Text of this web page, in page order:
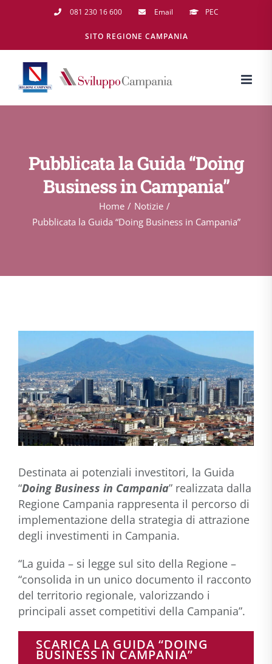
081 230 16 600 Email PEC
SITO REGIONE CAMPANIA
Pubblicata la Guida “Doing
Business in Campania”
Home
Notizie
Pubblicata la Guida “Doing Business in Campania”
Destinata ai potenziali investitori, la Guida
“Doing Business in Campania” realizzata dalla
Regione Campania rappresenta il percorso di
implementazione della strategia di attrazione
degli investimenti in Campania.
“La guida – si legge sul sito della Regione –
“consolida in un unico documento il racconto
del territorio regionale, valorizzando i
principali asset competitivi della Campania”.
SCARICA LA GUIDA “DOING
BUSINESS IN CAMPANIA”